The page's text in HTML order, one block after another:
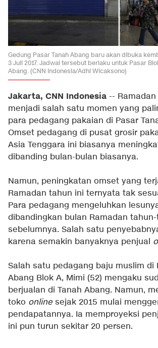
Gedung Pasar Tanah Abang baru akan dibuka
3 Juli 2017. Jadwal tersebut berlaku untuk Pasar
Abang. (CNN Indonesia/Adhi Wicaksono)
Jakarta, CNN Indonesia --
menjadi salah satu momen yang
para pedagang pakaian di Pasar
Omset pedagang di pusat grosir
Asia Tenggara ini biasanya
dibanding bulan-bulan biasanya.
Namun, peningkatan omset yang
Ramadan tahun ini ternyata tak
Para pedagang mengeluhkan
dibandingkan bulan Ramadan
sebelumnya. Salah satu
karena semakin banyaknya penjual
Salah satu pedagang baju muslim di
Abang Blok A, Mimi (52) mengaku
berjualan di Tanah Abang. Namun,
toko online sejak 2015 mulai
pendapatannya. Ia memproyeksi
ini pun turun sekitar 20 persen.